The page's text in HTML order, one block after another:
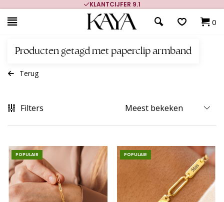
KLANTCIJFER 9.1
0
Producten getagd met paperclip armband
Terug
Filters
POPULAIR POPULAIR